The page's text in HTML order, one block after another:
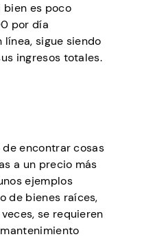
bien es poco
por día
línea, sigue siendo
ingresos totales.
encontrar cosas
a un precio más
ejemplos
de bienes raíces,
se requieren